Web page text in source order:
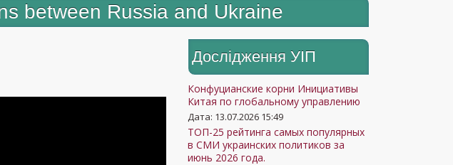
between Russia and Ukraine
Дослідження УIП
Конфуцианские корни Инициативы
Китая по глобальному управлению
Дата: 13.07.2026 15:49
ТОП-25 рейтинга самых популярных
в СМИ украинских политиков за
июнь 2026 года.